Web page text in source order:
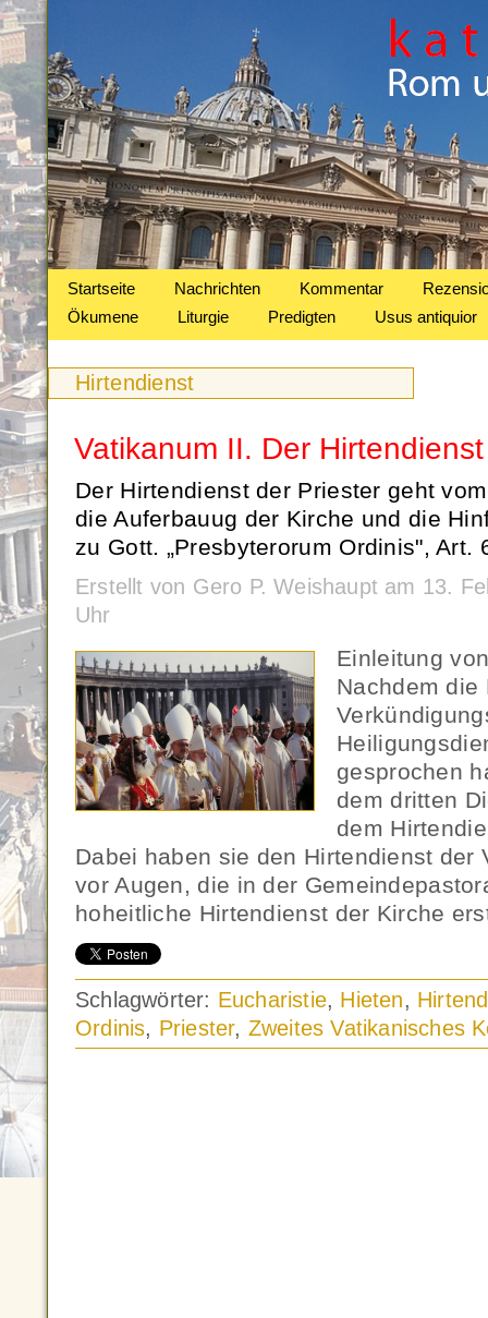
Startseite Nachrichten Kommentar
Ökumene
Liturgie Predigten Usus antiquior
Hirtendienst
Vatikanum II. Der
Der Hirtendienst der Priester geht
die Auferbauug der Kirche und die
zu Gott. „Presbyterorum Ordinis", Art.
Erstellt von Gero P. Weishaupt am 13.
Uhr
Einleitung
Nachdem die
gesprochen
dem dritten
dem
Dabei haben sie den Hirtendienst der
vor Augen, die in der
hoheitliche Hirtendienst der Kirche
Schlagwörter: Eucharistie, Hieten,
Ordinis, Priester, Zweites Vatikanisches